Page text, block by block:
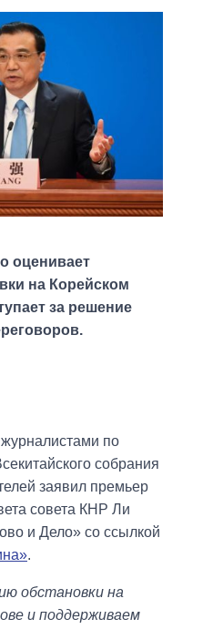
оценивает
на Корейском
за решение
по
собрания
заявил премьер
совета КНР Ли
и Дело» со ссылкой
.
обстановки на
и поддерживаем